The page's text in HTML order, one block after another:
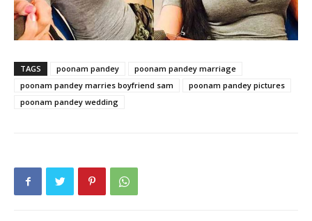
TAGS poonam pandey
poonam pandey marriage
poonam pandey marries boyfriend sam
poonam pandey pictures
poonam pandey wedding